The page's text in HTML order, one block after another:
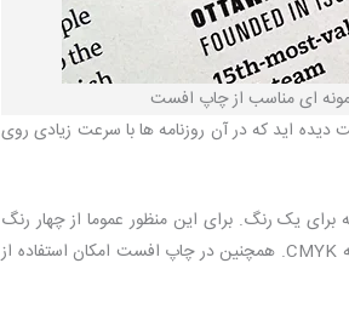
ای مناسب از چاپ افست
دیده اید که در آن روزنامه ها با سرعت زیادی روی
یک رنگ. برای این منظور عموما از چهار رنگ
فیروزه ای (cyan)، سرخابی (magenta)، زرد (yellow) و مشکی(کلید) (key) استفاده می شود، یا بطور خلاصه CMYK. همچنین در چاپ افست امکان استفاده از